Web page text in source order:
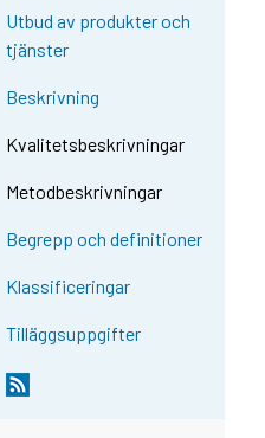
Utbud av produkter och
tjänster
Beskrivning
Kvalitetsbeskrivningar
Metodbeskrivningar
Begrepp och definitioner
Klassificeringar
Tilläggsuppgifter